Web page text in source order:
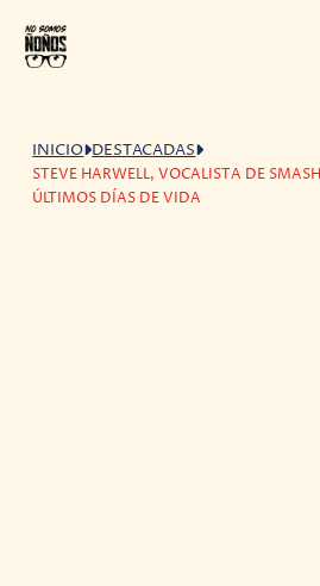
INICIO DESTACADAS
STEVE HARWELL, VOCALISTA DE
ÚLTIMOS DÍAS DE VIDA